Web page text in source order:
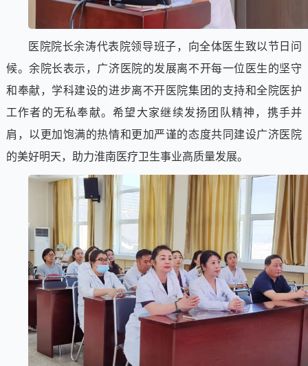
医院院长余涛代表院领导班子，向全体医生致以节日问
候。余院长表示，广济医院的发展离不开每一位医生的坚守
和奉献，学科建设的进步离不开医院集团的支持和全院医护
工作者的无私奉献。希望大家继续发扬团队精神，携手并
肩，以更加饱满的热情和更加严谨的态度共同建设广济医院
的美好明天，助力淮南医疗卫生事业高质量发展。